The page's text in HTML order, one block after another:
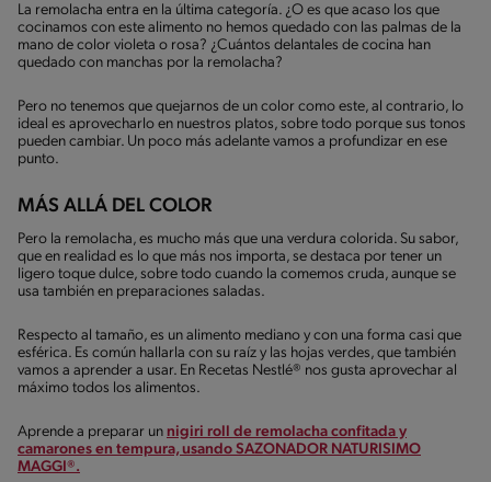
La remolacha entra en la última categoría. ¿O es que acaso los que
cocinamos con este alimento no hemos quedado con las palmas de la
mano de color violeta o rosa? ¿Cuántos delantales de cocina han
quedado con manchas por la remolacha?
Pero no tenemos que quejarnos de un color como este, al contrario, lo
ideal es aprovecharlo en nuestros platos, sobre todo porque sus tonos
pueden cambiar. Un poco más adelante vamos a profundizar en ese
punto.
MÁS ALLÁ DEL COLOR
Pero la remolacha, es mucho más que una verdura colorida. Su sabor,
que en realidad es lo que más nos importa, se destaca por tener un
ligero toque dulce, sobre todo cuando la comemos cruda, aunque se
usa también en preparaciones saladas.
Respecto al tamaño, es un alimento mediano y con una forma casi que
esférica. Es común hallarla con su raíz y las hojas verdes, que también
vamos a aprender a usar. En Recetas Nestlé® nos gusta aprovechar al
máximo todos los alimentos.
Aprende a preparar un nigiri roll de remolacha confitada y
camarones en tempura, usando SAZONADOR NATURISIMO
MAGGI®.